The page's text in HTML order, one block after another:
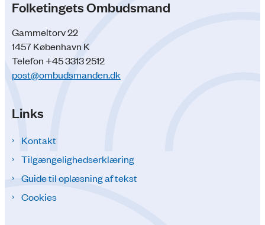
Folketingets Ombudsmand
Gammeltorv 22
1457 København K
Telefon +45 3313 2512
post@ombudsmanden.dk
Links
Kontakt
Tilgængelighedserklæring
Guide til oplæsning af tekst
Cookies